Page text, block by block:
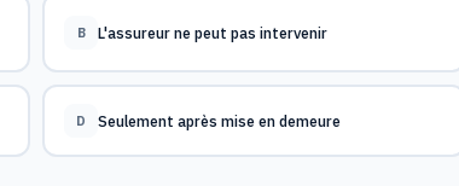
B L'assureur ne peut pas intervenir
D Seulement après mise en demeure